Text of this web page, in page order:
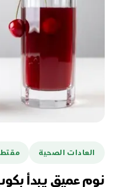
العادات الصحية
نوم عميق يبدأ